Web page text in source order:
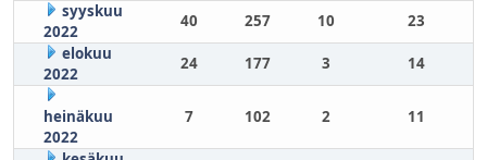
syyskuu
2022
40 257 10
23
elokuu
2022
24 177 3 14
heinäkuu
2022
7 102 2 11